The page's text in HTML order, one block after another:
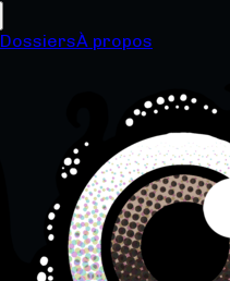
DossiersÀ propos